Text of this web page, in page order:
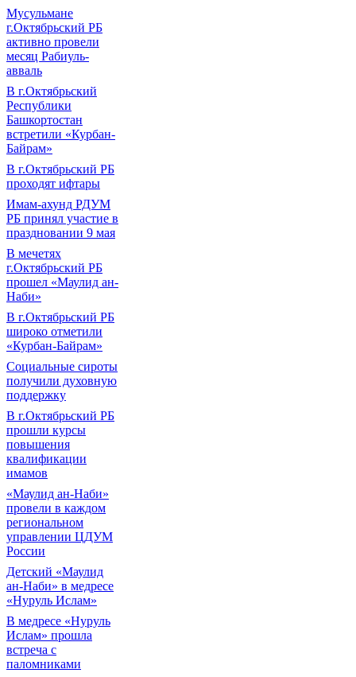
Мусульмане
г.Октябрьский РБ
активно провели
месяц Рабиуль-
авваль
В г.Октябрьский
Республики
Башкортостан
встретили «Курбан-
Байрам»
В г.Октябрьский РБ
проходят ифтары
Имам-ахунд РДУМ
РБ принял участие в
праздновании 9 мая
В мечетях
г.Октябрьский РБ
прошел «Маулид ан-
Наби»
В г.Октябрьский РБ
широко отметили
«Курбан-Байрам»
Социальные сироты
получили духовную
поддержку
В г.Октябрьский РБ
прошли курсы
повышения
квалификации
имамов
«Маулид ан-Наби»
провели в каждом
региональном
управлении ЦДУМ
России
Детский «Маулид
ан-Наби» в медресе
«Нуруль Ислам»
В медресе «Нуруль
Ислам» прошла
встреча с
паломниками